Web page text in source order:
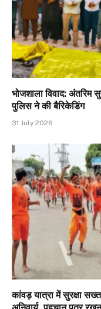
भोजशाला विवाद: अंतरिम
पुलिस ने की बैरिकेडिंग
31 July 2026
कांवड़ यात्रा में सुरक्षा